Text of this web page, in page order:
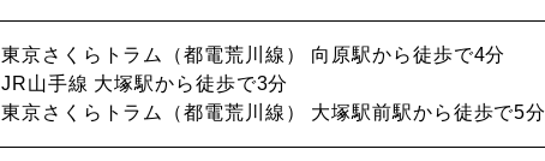
東京さくらトラム（都電荒川線） 向原駅から徒歩で4分
JR山手線 大塚駅から徒歩で3分
東京さくらトラム（都電荒川線） 大塚駅前駅から徒歩で5分